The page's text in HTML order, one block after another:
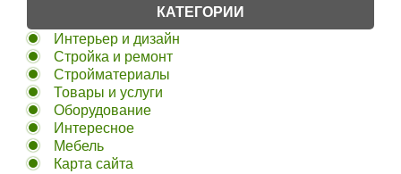
КАТЕГОРИИ
Интерьер и дизайн
Стройка и ремонт
Стройматериалы
Товары и услуги
Оборудование
Интересное
Мебель
Карта сайта